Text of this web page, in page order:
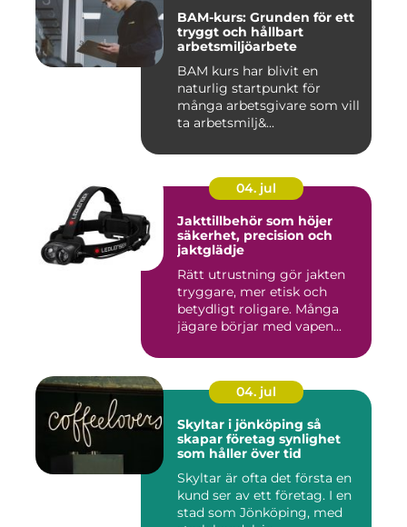
BAM-kurs: Grunden för ett
tryggt och hållbart
arbetsmiljöarbete
BAM kurs har blivit en
naturlig startpunkt för
många arbetsgivare som vill
ta arbetsmilj&...
04. jul
Jakttillbehör som höjer
säkerhet, precision och
jaktglädje
Rätt utrustning gör jakten
tryggare, mer etisk och
betydligt roligare. Många
jägare börjar med vapen...
04. jul
Skyltar i jönköping så
skapar företag synlighet
som håller över tid
Skyltar är ofta det första en
kund ser av ett företag. I en
stad som Jönköping, med